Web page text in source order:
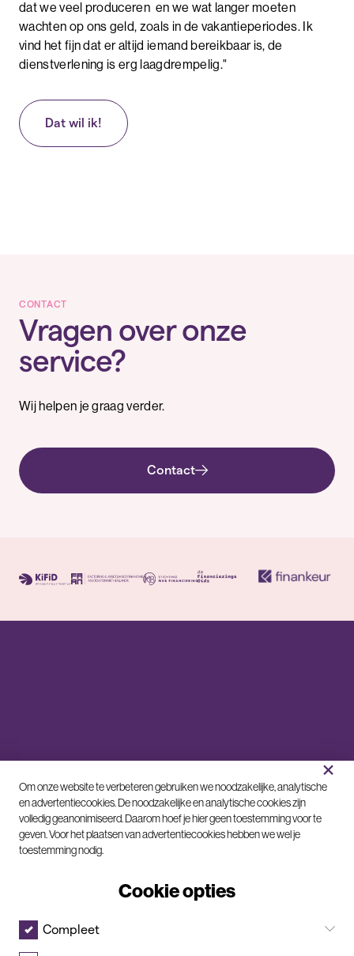
C
o
o
k
d
×
Om onze website te verbeteren gebruiken we noodzakelijke, analytische
en advertentiecookies. De noodzakelijke en analytische cookies zijn
volledig geanonimiseerd. Daarom hoef je hier geen toestemming voor te
geven. Voor het plaatsen van advertentiecookies hebben we wel je
toestemming nodig.
Cookie opties
Compleet
dat we veel produceren en we wat langer moeten
wachten op ons geld, zoals in de vakantieperiodes. Ik
vind het fijn dat er altijd iemand bereikbaar is, de
dienstverlening is erg laagdrempelig."
Dat wil ik!
CONTACT
Vragen over onze
service?
Wij helpen je graag verder.
Contact
Voldaan